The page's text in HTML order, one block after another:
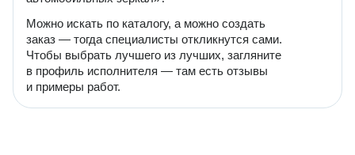
Можно искать по каталогу, а можно создать
заказ — тогда специалисты откликнутся сами.
Чтобы выбрать лучшего из лучших, загляните
в профиль исполнителя — там есть отзывы
и примеры работ.